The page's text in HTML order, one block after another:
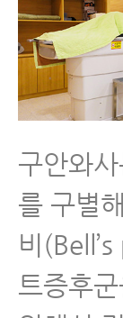
구안와
를 구별
비
트증후